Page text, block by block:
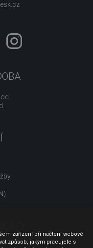
zařízení při načtení webové
způsob, jakým pracujete s